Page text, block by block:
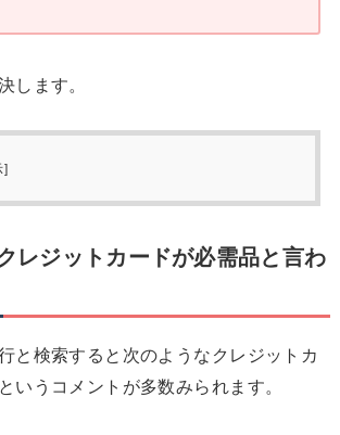
します。
]
レジットカードが必需品と言わ
と検索すると次のようなクレジットカ
いうコメントが多数みられます。